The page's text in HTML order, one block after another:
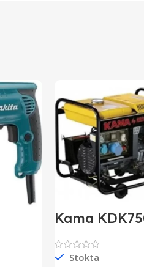
Kama
Jeneratör
Monofaze
Stokta